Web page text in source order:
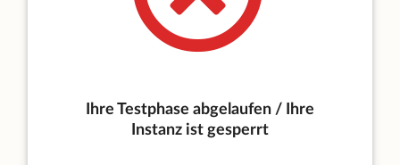
Ihre Testphase abgelaufen / Ihre
Instanz ist gesperrt